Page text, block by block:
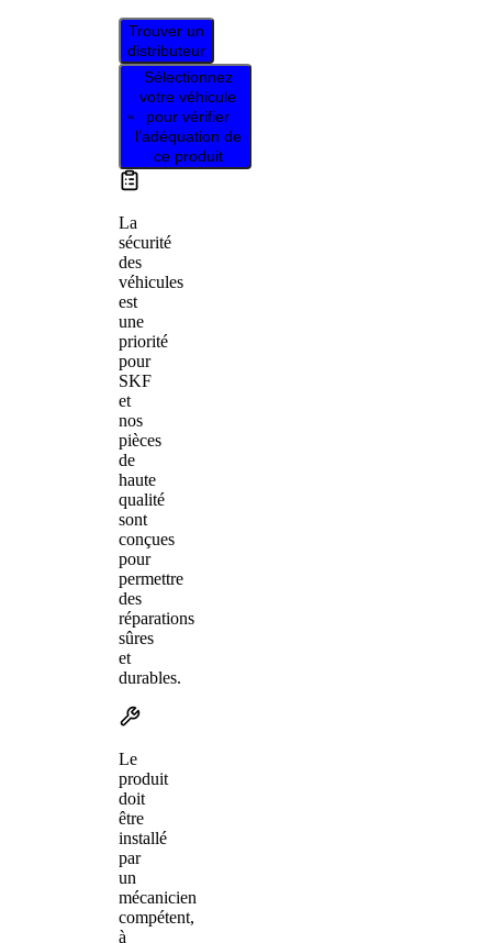
Trouver un
distributeur
Sélectionnez
votre véhicule
pour vérifier
l’adéquation de
ce produit
La
sécurité
des
véhicules
est
une
priorité
pour
SKF
et
nos
pièces
de
haute
qualité
sont
conçues
pour
permettre
des
réparations
sûres
et
durables.
Le
produit
doit
être
installé
par
un
mécanicien
compétent,
à